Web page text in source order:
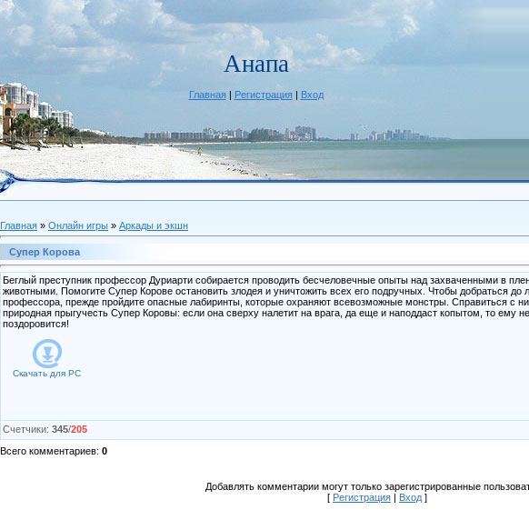
Анапа
Главная| Регистрация| Вход
Главная » Онлайн игры » Аркады и экшн
Супер Корова
Беглый преступник профессор Дуриарти собирается проводить бесчеловечные опыты над захваченными в
животными. Помогите Супер Корове остановить злодея и уничтожить всех его подручных. Чтобы добраться до
профессора, прежде пройдите опасные лабиринты, которые охраняют всевозможные монстры. Справиться с
природная прыгучесть Супер Коровы: если она сверху налетит на врага, да еще и наподдаст копытом, то ему не
поздоровится!
Скачать для PC
Счетчики: 345/205
Всего комментариев: 0
Добавлять комментарии могут только зарегистрированные
[ Регистрация Вход ]